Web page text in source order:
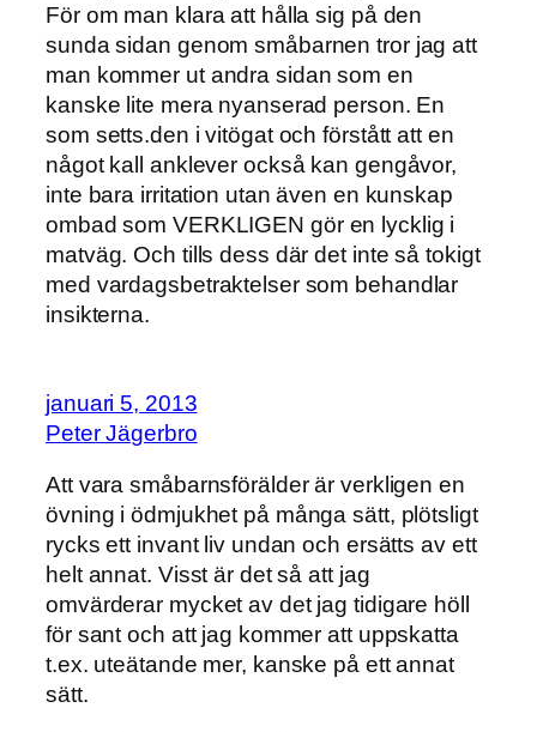
För om man klara att hålla sig på den
sunda sidan genom småbarnen tror jag att
man kommer ut andra sidan som en
kanske lite mera nyanserad person. En
som setts.den i vitögat och förstått att en
något kall anklever också kan gengåvor,
inte bara irritation utan även en kunskap
ombad som VERKLIGEN gör en lycklig i
matväg. Och tills dess där det inte så tokigt
med vardagsbetraktelser som behandlar
insikterna.
januari 5, 2013
Peter Jägerbro
Att vara småbarnsförälder är verkligen en
övning i ödmjukhet på många sätt, plötsligt
rycks ett invant liv undan och ersätts av ett
helt annat. Visst är det så att jag
omvärderar mycket av det jag tidigare höll
för sant och att jag kommer att uppskatta
t.ex. uteätande mer, kanske på ett annat
sätt.